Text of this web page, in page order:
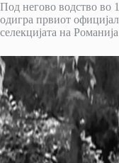
Под негово водство во
одигра првиот
селекцијата на